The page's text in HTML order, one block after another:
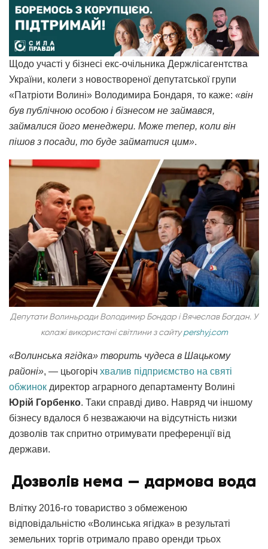
Щодо участі у бізнесі екс-очільника Держлісагентства
України, колеги з новоствореної депутатської групи
«Патріоти Волині» Володимира Бондаря, то каже: «він
був публічною особою і бізнесом не займався,
займалися його менеджери. Може тепер, коли він
пішов з посади, то буде займатися цим».
Депутати Волиньради Володимир Бондар і Вячеслав Богдан. У
колажі використані світлини з сайтуpershyj.com
«Волинська ягідка» творить чудеса в Шацькому
районі», — цьогоріч хвалив підприємство на святі
обжинок директор аграрного департаменту Волині
Юрій Горбенко. Таки справді диво. Навряд чи іншому
бізнесу вдалося б незважаючи на відсутність низки
дозволів так спритно отримувати преференції від
держави.
Дозволів нема — дармова вода
Влітку 2016-го товариство з обмеженою
відповідальністю «Волинська ягідка» в результаті
земельних торгів отримало право оренди трьох